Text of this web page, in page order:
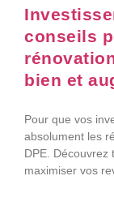
conseils
bien et
Pour que vos
absolument les
DPE. Découvrez
maximiser vos